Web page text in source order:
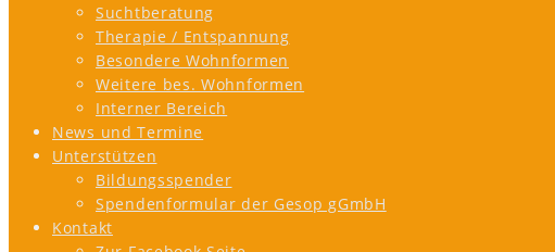
Suchtberatung
Therapie / Entspannung
Besondere Wohnformen
Weitere bes. Wohnformen
Interner Bereich
News und Termine
Unterstützen
Bildungsspender
Spendenformular der Gesop gGmbH
Kontakt